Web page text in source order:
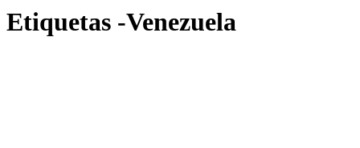
Etiquetas -Venezuela